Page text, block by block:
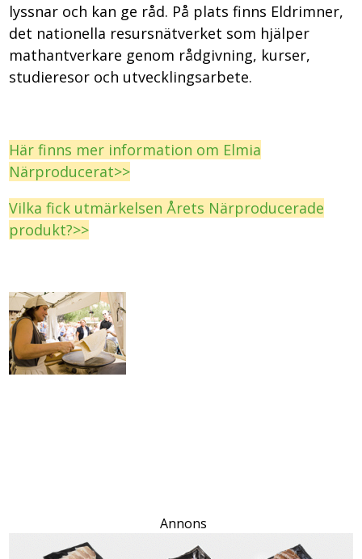
lyssnar och kan ge råd. På plats finns Eldrimner,
det nationella resursnätverket som hjälper
mathantverkare genom rådgivning, kurser,
studieresor och utvecklingsarbete.
Här finns mer information om Elmia
Närproducerat>>
Vilka fick utmärkelsen Årets Närproducerade
produkt?>>
Annons